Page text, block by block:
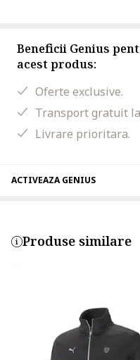
Beneficii Genius
acest produs:
Oferte exclusive.
Transport gratuit
Livrare prioritara.
ACTIVEAZA GENIUS
Produse similare